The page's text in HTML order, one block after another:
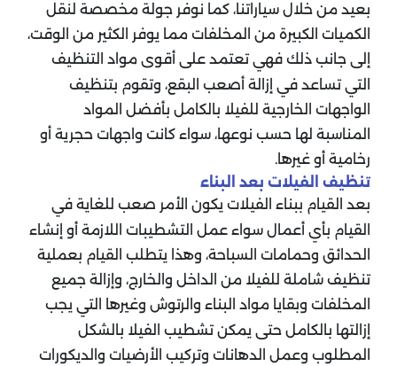
بعيد من خلال سياراتنا، كما نوفر جولة مخصصة لنقل
الكميات الكبيرة من المخلفات مما يوفر الكثير من الوقت،
إلى جانب ذلك فهي تعتمد على أقوى مواد التنظيف
التي تساعد في إزالة أصعب البقع، وتقوم بتنظيف
الواجهات الخارجية للفيلا بالكامل بأفضل المواد
المناسبة لها حسب نوعها، سواء كانت واجهات حجرية أو
رخامية أو غيرها.
تنظيف الفيلات بعد البناء
بعد القيام ببناء الفيلات يكون الأمر صعب للغاية في
القيام بأي أعمال سواء عمل التشطيبات اللازمة أو إنشاء
الحدائق وحمامات السباحة، وهذا يتطلب القيام بعملية
تنظيف شاملة للفيلا من الداخل والخارج، وإزالة جميع
المخلفات وبقايا مواد البناء والرتوش وغيرها التي يجب
إزالتها بالكامل حتى يمكن تشطيب الفيلا بالشكل
المطلوب وعمل الدهانات وتركيب الأرضيات والديكورات